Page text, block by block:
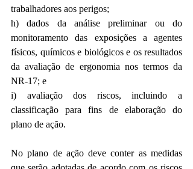
trabalhadores aos perigos;
h) dados da análise preliminar ou do
monitoramento das exposições a agentes
físicos, químicos e biológicos e os resultados
da avaliação de ergonomia nos termos da
NR-17; e
i) avaliação dos riscos, incluindo a
classificação para fins de elaboração do
plano de ação.
No plano de ação deve conter as medidas